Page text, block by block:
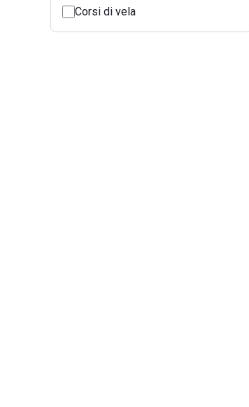
Corsi di vela